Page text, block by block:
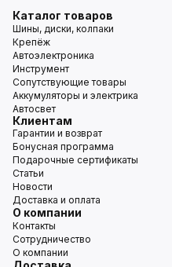
Каталог товаров
Шины, диски, колпаки
Крепёж
Автоэлектроника
Инструмент
Сопутствующие товары
Аккумуляторы и электрика
Автосвет
Клиентам
Гарантии и возврат
Бонусная программа
Подарочные сертификаты
Статьи
Новости
Доставка и оплата
О компании
Контакты
Сотрудничество
О компании